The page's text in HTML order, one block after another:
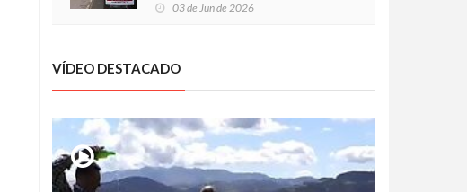
03 de Jun de 2026
VÍDEO DESTACADO